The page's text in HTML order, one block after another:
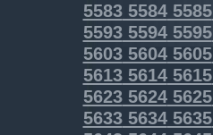
558355845585
559355945595
560356045605
561356145615
562356245625
563356345635